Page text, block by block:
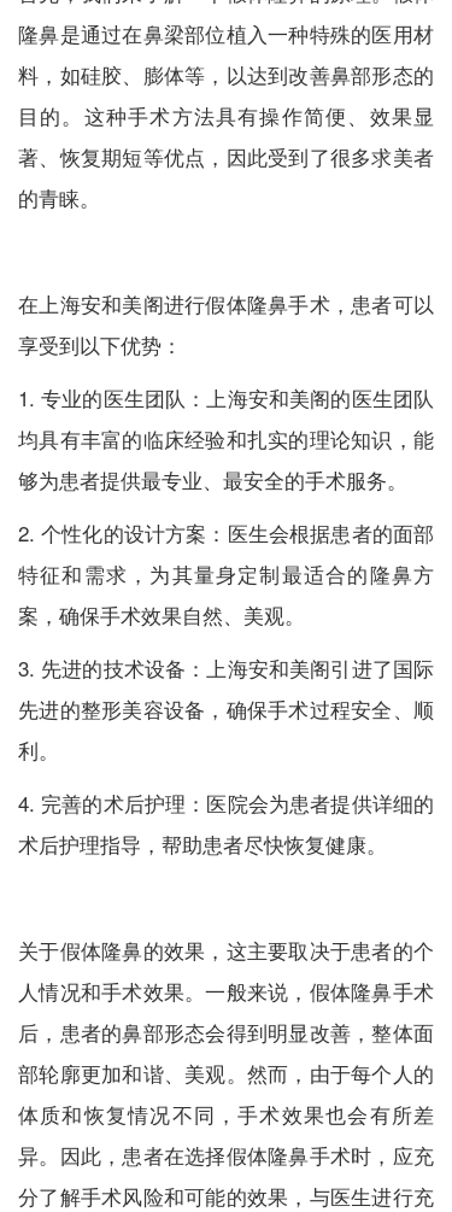
隆鼻是通过在鼻梁部位植入一种特殊的医用材
料，如硅胶、膨体等，以达到改善鼻部形态的
目的。这种手术方法具有操作简便、效果显
著、恢复期短等优点，因此受到了很多求美者
的青睐。
在上海安和美阁进行假体隆鼻手术，患者可以
享受到以下优势：
1. 专业的医生团队：上海安和美阁的医生团队
均具有丰富的临床经验和扎实的理论知识，能
够为患者提供最专业、最安全的手术服务。
2. 个性化的设计方案：医生会根据患者的面部
特征和需求，为其量身定制最适合的隆鼻方
案，确保手术效果自然、美观。
3. 先进的技术设备：上海安和美阁引进了国际
先进的整形美容设备，确保手术过程安全、顺
利。
4. 完善的术后护理：医院会为患者提供详细的
术后护理指导，帮助患者尽快恢复健康。
关于假体隆鼻的效果，这主要取决于患者的个
人情况和手术效果。一般来说，假体隆鼻手术
后，患者的鼻部形态会得到明显改善，整体面
部轮廓更加和谐、美观。然而，由于每个人的
体质和恢复情况不同，手术效果也会有所差
异。因此，患者在选择假体隆鼻手术时，应充
分了解手术风险和可能的效果，与医生进行充